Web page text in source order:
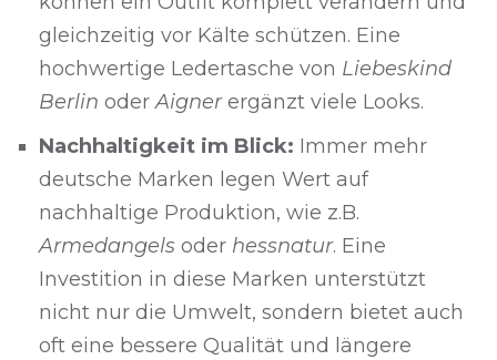
gleichzeitig vor Kälte schützen. Eine
hochwertige Ledertasche von Liebeskind
Berlin oderAignerergänzt viele Looks.
Nachhaltigkeit im Blick: Immer mehr
deutsche Marken legen Wert auf
nachhaltige Produktion, wie z.B.
Armedangels oder hessnatur. Eine
Investition in diese Marken unterstützt
nicht nur die Umwelt, sondern bietet auch
oft eine bessere Qualität und längere